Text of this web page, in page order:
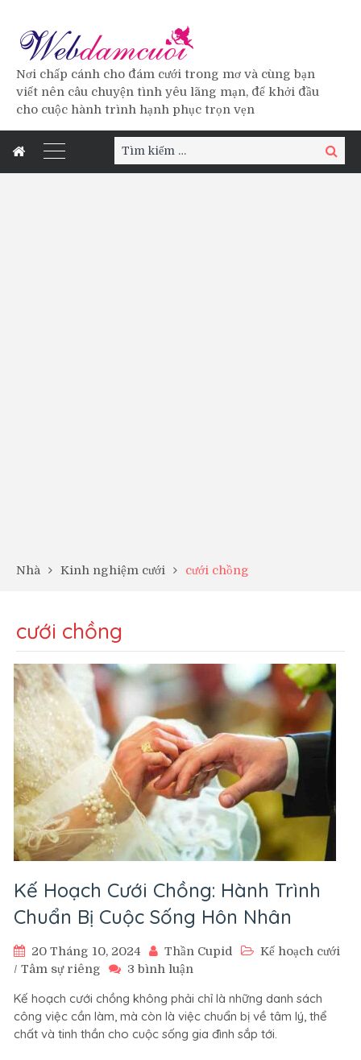
Nơi chấp cánh cho đám cưới trong mơ và cùng bạn
viết nên câu chuyện tình yêu lãng mạn, để khởi đầu
cho cuộc hành trình hạnh phục trọn vẹn
Tìm
kiếm:
Tìm
kiếm
Nhà Kinh nghiệm cưới cưới chồng
cưới chồng
Kế Hoạch Cưới Chồng: Hành Trình
Chuẩn Bị Cuộc Sống Hôn Nhân
20 Tháng 10, 2024 Thần Cupid
Kế hoạch cưới
/ Tâm sự riêng 3 bình luận
Hoạch
Cưới
Chồng:
Kế hoạch cưới chồng không phải chỉ là những danh sách
công việc cần làm, mà còn là việc chuẩn bị về tâm lý, thể
chất và tinh thần cho cuộc sống gia đình sắp tới.